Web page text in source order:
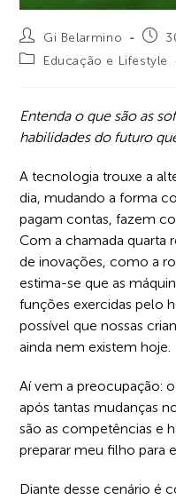
Gi Belarmino
Educação e Lifestyle
Entenda o que são as
habilidades do futuro
A tecnologia trouxe a
dia, mudando a forma
pagam contas, fazem
Com a chamada quarta
de inovações, como a
estima-se que as
funções exercidas pelo
possível que nossas
ainda nem existem hoje.
Aí vem a preocupação:
após tantas mudanças
são as competências e
preparar meu filho para
Diante desse cenário é